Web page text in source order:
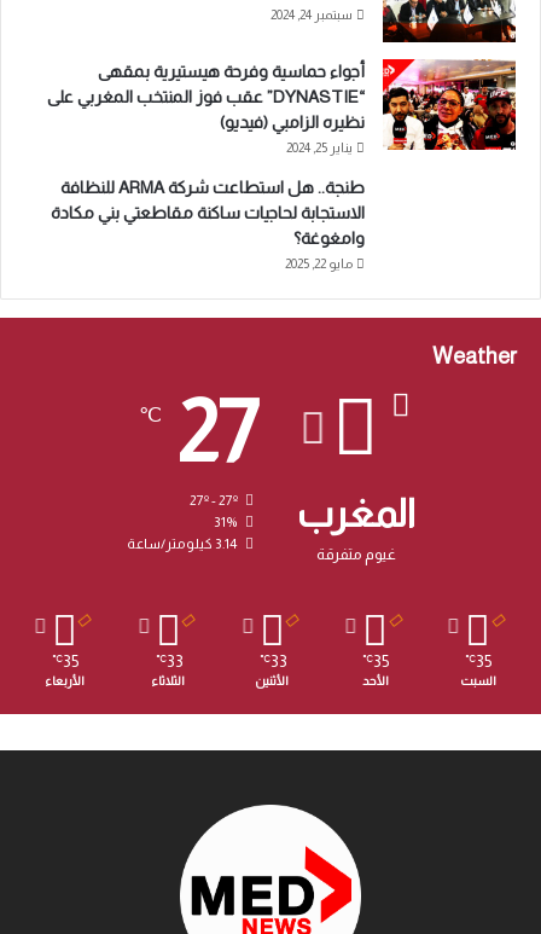
سبتمبر 24, 2024
أجواء حماسية وفرحة هيستيرية بمقهى
“DYNASTIE” عقب فوز المنتخب المغربي على
نظيره الزامبي (فيديو)
يناير 25, 2024
طنجة.. هل استطاعت شركة ARMA للنظافة
الاستجابة لحاجيات ساكنة مقاطعتي بني مكادة
وامغوغة؟
مايو 22, 2025
Weather
المغرب
غيوم متفرقة
27
℃
27º - 27º
31%
3.14 كيلومتر/ساعة
35
℃
السبت
35
℃
الأحد
33
℃
الأثنين
33
℃
الثلاثاء
35
℃
الأربعاء